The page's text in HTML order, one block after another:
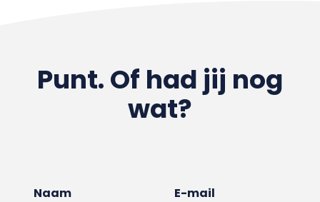
Punt. Of had jij nog
wat?
Naam E-mail